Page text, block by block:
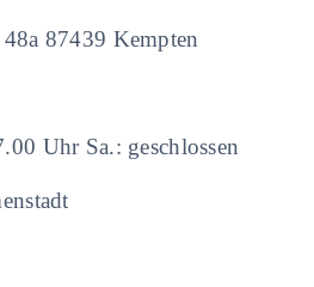
87439 Kempten
Uhr Sa.: geschlossen